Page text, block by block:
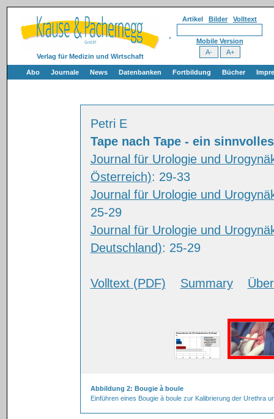
Verlag für Medizin und Wirtschaft
Artikel Bilder Volltext
Mobile Version
Abo Journale News Datenbanken Fortbildung Bücher
Petri E
Tape nach Tape - ein
Journal für Urologie und
Österreich): 29-33
Journal für Urologie und
25-29
Journal für Urologie und
Deutschland): 25-29
Volltext (PDF) Summary
Abbildung 2: Bougie à boule
Einführen eines Bougie à boule zur Kalibrierung der Urethra